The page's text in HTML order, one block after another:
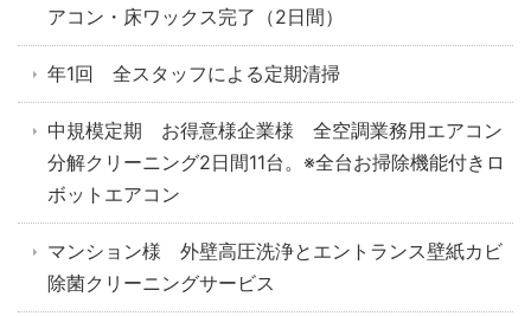
アコン・床ワックス完了（2日間）
年1回 全スタッフによる定期清掃
中規模定期 お得意様企業様 全空調業務用エアコン
分解クリーニング2日間11台。※全台お掃除機能付きロ
ボットエアコン
マンション様 外壁高圧洗浄とエントランス壁紙カビ
除菌クリーニングサービス